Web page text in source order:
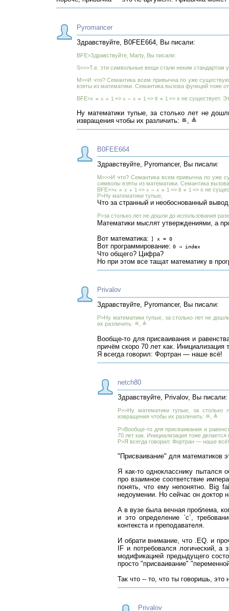
Pyromancer
Здравствуйте, B0FEE664, Вы писали:
BFE>Здравствуйте, Marty, Вы писали:
S>>>Т.е. эти символьные вещи стали неким стандартом
M>>И что? Семантика всем привычна по уже
взяты из математики. Семантика вызова функций тоже
BFE>x = x + 1 => x — x = 1 => 0 = 1 => x не существует.
Ну математики тупые, за столько лет не
извращения чтобы их различить: ≝, ≜
B0FEE664
Здравствуйте, Pyromancer, Вы писали:
M>>>И что? Семантика всем привычна по уже
символы взяты из математики. Семантика
BFE>>x = x + 1 => x — x = 1 => 0 = 1 => x не
P>Ну математики тупые,
Что за странный и необоснованный
P>за столько лет не дошли до использования
Математики мыслят утверждениями, а
Вот математика: ] x = 0
Вот программирование: 0 → index
Что общего? Цифра?
Но при этом все тащат математику в
Privalov
Здравствуйте, Pyromancer, Вы писали:
P>Ну математики тупые, за столько лет не
их различить: ≝, ≜
Вообще-то для присваивания и
причём скоро 70 лет как. Инициализация
Я всегда говорил: Фортран — наше всё!
netch80
Здравствуйте, Privalov, Вы писали:
P>>Ну математики тупые, за столько
извращения чтобы их различить: ≝, ≜
P>Вообще-то для присваивания и
70 лет как. Инициализация тоже
P>Я всегда говорил: Фортран — наше всё!
"Присваивание" для математиков
Я как-то однокласснику пытался
про взаимное соответствие
понять, что ему непонятно. Big
недоумении. Но сейчас он доктор
А в вузе была вечная проблема,
и это определение `c`,
контекста и преподавателя.
И обрати внимание, что .EQ. и
IF и потребовался логический,
модификацией предыдущего
просто "присваивание"
Так что -- то, что ты говоришь,
Privalov